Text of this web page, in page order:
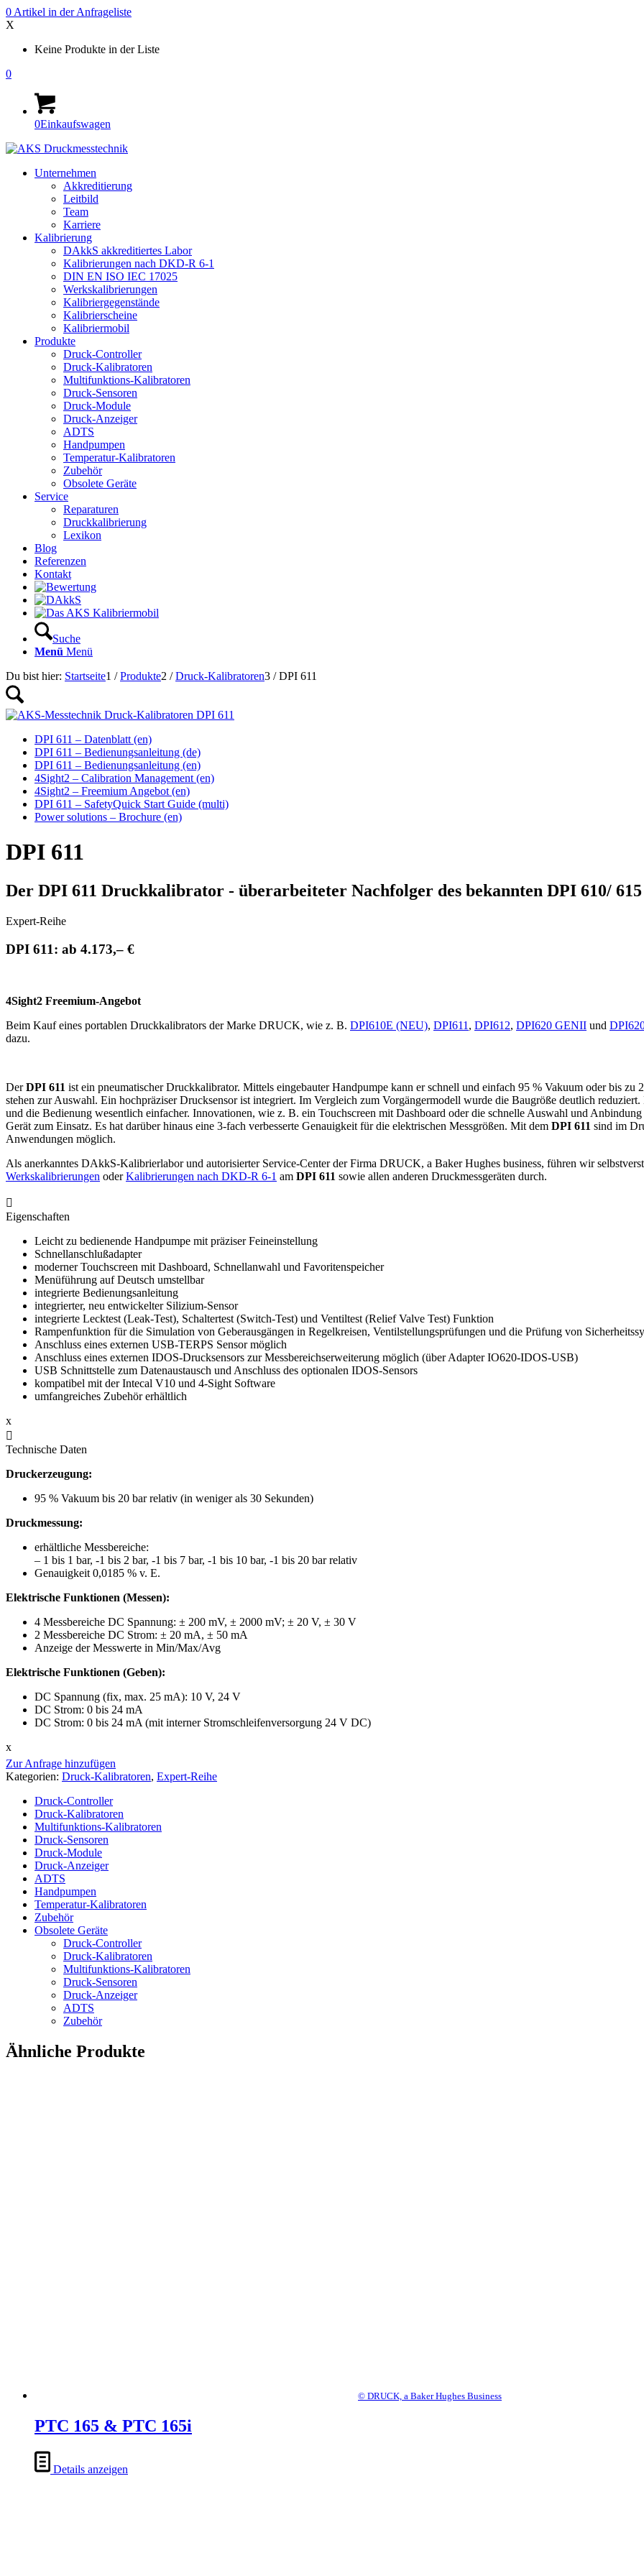
0 Artikel in derAnfrageliste
X
Keine Produkte in der Liste
0
0Einkaufswagen
Unternehmen
Akkreditierung
Leitbild
Team
Karriere
Kalibrierung
DAkkS akkreditiertes Labor
Kalibrierungen nach DKD-R 6-1
DIN EN ISO IEC 17025
Werkskalibrierungen
Kalibriergegenstände
Kalibrierscheine
Kalibriermobil
Produkte
Druck-Controller
Druck-Kalibratoren
Multifunktions-Kalibratoren
Druck-Sensoren
Druck-Module
Druck-Anzeiger
ADTS
Handpumpen
Temperatur-Kalibratoren
Zubehör
Obsolete Geräte
Service
Reparaturen
Druckkalibrierung
Lexikon
Blog
Referenzen
Kontakt
Suche
Menü Menü
Du bist hier: Startseite1 / Produkte2 / Druck-Kalibratoren3 / DPI 611
DPI 611 – Datenblatt (en)
DPI 611 – Bedienungsanleitung (de)
DPI 611 – Bedienungsanleitung (en)
4Sight2 – Calibration Management (en)
4Sight2 – Freemium Angebot (en)
DPI 611 – SafetyQuick Start Guide (multi)
Power solutions – Brochure (en)
DPI 611
Der DPI 611 Druckkalibrator - überarbeiteter Nachfolger des bekannten DPI 610/ 615
Expert-Reihe
DPI 611: ab 4.173,– €
4Sight2 Freemium-Angebot
Beim Kauf eines portablen Druckkalibrators der Marke DRUCK, wie z. B. DPI610E (NEU), DPI611 , DPI612, DPI620 GENII und
dazu.
DerDPI 611 ist ein pneumatischer Druckkalibrator. Mittels eingebauter Handpumpe kann er schnell und einfach 95 % Vakuum oder bis zu
stehen zur Auswahl. Ein hochpräziser Drucksensor ist integriert. Im Vergleich zum Vorgängermodell wurde die Baugröße deutlich reduziert.
und die Bedienung wesentlich einfacher. Innovationen, wie z. B. ein Touchscreen mit Dashboard oder die schnelle Auswahl und
Gerät zum Einsatz. Es hat darüber hinaus eine 3-fach verbesserte Genauigkeit für die elektrischen Messgrößen. Mit dem DPI 611 sind im
Anwendungen möglich.
Als anerkanntes DAkkS-Kalibrierlabor und autorisierter Service-Center der Firma DRUCK, a Baker Hughes business, führen wir
Werkskalibrierungen oderKalibrierungen nach DKD-R 6-1 am DPI 611 sowie allen anderen Druckmessgeräten durch.

Eigenschaften
Leicht zu bedienende Handpumpe mit präziser Feineinstellung
Schnellanschlußadapter
moderner Touchscreen mit Dashboard, Schnellanwahl und Favoritenspeicher
Menüführung auf Deutsch umstellbar
integrierte Bedienungsanleitung
integrierter, neu entwickelter Silizium-Sensor
integrierte Lecktest (Leak-Test), Schaltertest (Switch-Test) und Ventiltest (Relief Valve Test) Funktion
Rampenfunktion für die Simulation von Geberausgängen in Regelkreisen, Ventilstellungsprüfungen und die Prüfung von
Anschluss eines externen USB-TERPS Sensor möglich
Anschluss eines externen IDOS-Drucksensors zur Messbereichserweiterung möglich (über Adapter IO620-IDOS-USB)
USB Schnittstelle zum Datenaustausch und Anschluss des optionalen IDOS-Sensors
kompatibel mit der Intecal V10 und 4-Sight Software
umfangreiches Zubehör erhältlich
x

Technische Daten
Druckerzeugung:
95 % Vakuum bis 20 bar relativ (in weniger als 30 Sekunden)
Druckmessung:
erhältliche Messbereiche:
– 1 bis 1 bar, -1 bis 2 bar, -1 bis 7 bar, -1 bis 10 bar, -1 bis 20 bar relativ
Genauigkeit 0,0185 % v. E.
Elektrische Funktionen (Messen):
4 Messbereiche DC Spannung: ± 200 mV, ± 2000 mV; ± 20 V, ± 30 V
2 Messbereiche DC Strom: ± 20 mA, ± 50 mA
Anzeige der Messwerte in Min/Max/Avg
Elektrische Funktionen (Geben):
DC Spannung (fix, max. 25 mA): 10 V, 24 V
DC Strom: 0 bis 24 mA
DC Strom: 0 bis 24 mA (mit interner Stromschleifenversorgung 24 V DC)
x
Zur Anfrage hinzufügen
Kategorien: Druck-Kalibratoren, Expert-Reihe
Druck-Controller
Druck-Kalibratoren
Multifunktions-Kalibratoren
Druck-Sensoren
Druck-Module
Druck-Anzeiger
ADTS
Handpumpen
Temperatur-Kalibratoren
Zubehör
Obsolete Geräte
Druck-Controller
Druck-Kalibratoren
Multifunktions-Kalibratoren
Druck-Sensoren
Druck-Anzeiger
ADTS
Zubehör
Ähnliche Produkte
© DRUCK, a Baker Hughes Business
PTC 165 & PTC 165i
Details anzeigen